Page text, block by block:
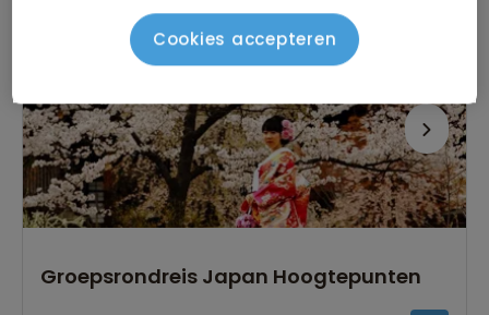
Groepsrondreis Japan Hoogtepunten
Cookies accepteren